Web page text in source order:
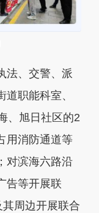
、交警、派
职能科室、
、旭日社区的2
用消防通道等
对滨海六路沿
告等开展联
其周边开展联合